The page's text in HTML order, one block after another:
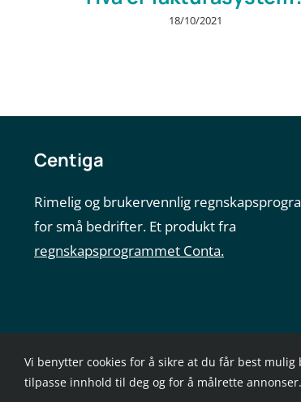
18/10/2021
Centiga
Rimelig og brukervennlig
for små bedrifter. Et produkt fra
regnskapsprogrammet Conta.
Vi benytter cookies for å sikre at du får best
tilpasse innhold til deg og for å målrette